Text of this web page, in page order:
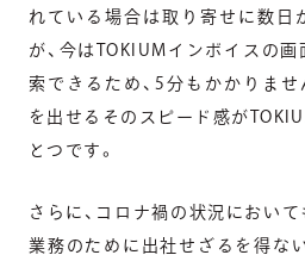
れている場合は取り寄せに数日
が、今はTOKIUMインボイスの
索できるため、5分もかかりま
を出せるそのスピード感が
とつです。
さらに、コロナ禍の状況におい
業務のために出社せざるを得な